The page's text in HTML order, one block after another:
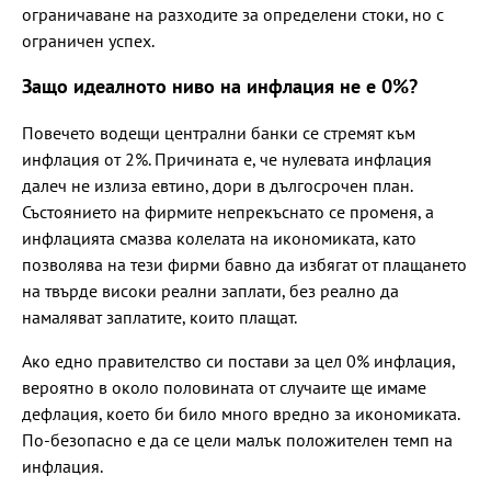
ограничаване на разходите за определени стоки, но с
ограничен успех.
Защо идеалното ниво на инфлация не е 0%?
Повечето водещи централни банки се стремят към
инфлация от 2%. Причината е, че нулевата инфлация
далеч не излиза евтино, дори в дългосрочен план.
Състоянието на фирмите непрекъснато се променя, а
инфлацията смазва колелата на икономиката, като
позволява на тези фирми бавно да избягат от плащането
на твърде високи реални заплати, без реално да
намаляват заплатите, които плащат.
Ако едно правителство си постави за цел 0% инфлация,
вероятно в около половината от случаите ще имаме
дефлация, което би било много вредно за икономиката.
По-безопасно е да се цели малък положителен темп на
инфлация.